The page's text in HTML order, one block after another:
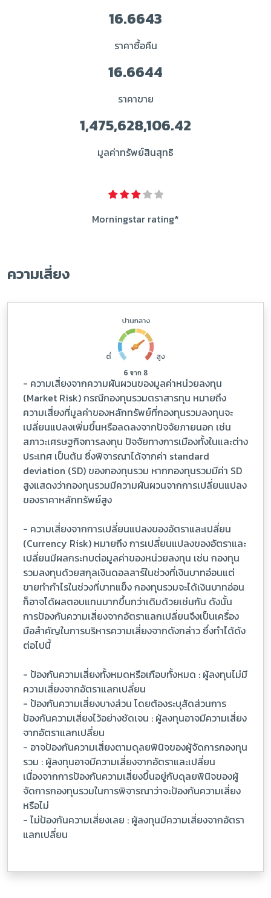
16.6643
ราคาซื้อคืน
16.6644
ราคาขาย
1,475,628,106.42
มูลค่าทรัพย์สินสุทธิ
Morningstar rating*
ความเสี่ยง
- ความเสี่ยงจากความผันผวนของมูลค่าหน่วยลงทุน
(Market Risk) กรณีกองทุนรวมตราสารทุน หมายถึง
ความเสี่ยงที่มูลค่าของหลักทรัพย์ที่กองทุนรวมลงทุนจะ
เปลี่ยนแปลงเพิ่มขึ้นหรือลดลงจากปัจจัยภายนอก เช่น
สภาวะเศรษฐกิจการลงทุน ปัจจัยทางการเมืองทั้งในและต่าง
ประเทศ เป็นต้น ซึ่งพิจารณาได้จากค่า standard
deviation (SD) ของกองทุนรวม หากกองทุนรวมมีค่า SD
สูงแสดงว่ากองทุนรวมมีความผันผวนจากการเปลี่ยนแปลง
ของราคาหลักทรัพย์สูง
- ความเสี่ยงจากการเปลี่ยนแปลงของอัตราและเปลี่ยน
(Currency Risk) หมายถึง การเปลี่ยนแปลงของอัตราและ
เปลี่ยนมีผลกระทบต่อมูลค่าของหน่วยลงทุน เช่น กองทุน
รวมลงทุนด้วยสกุลเงินดอลลาร์ในช่วงที่เงินบาทอ่อนแต่
ขายทำกำไรในช่วงที่บาทแข็ง กองทุนรวมจะได้เงินบาทอ่อน
ก็อาจได้ผลตอบแทนมากขึ้นกว่าเดิมด้วยเช่นกัน ดังนั้น
การป้องกันความเสี่ยงจากอัตราแลกเปลี่ยนจึงเป็นเครื่อง
มือสำคัญในการบริหารความเสี่ยงจากดังกล่าว ซึ่งทำได้ดัง
ต่อไปนี้
- ป้องกันความเสี่ยงทั้งหมดหรือเกือบทั้งหมด : ผู้ลงทุนไม่มี
ความเสี่ยงจากอัตราแลกเปลี่ยน
- ป้องกันความเสี่ยงบางส่วน โดยต้องระบุสัดส่วนการ
ป้องกันความเสี่ยงไว้อย่างชัดเจน : ผู้ลงทุนอาจมีความเสี่ยง
จากอัตราแลกเปลี่ยน
- อาจป้องกันความเสี่ยงตามดุลยพินิจของผู้จัดการกองทุน
รวม : ผู้ลงทุนอาจมีความเสี่ยงจากอัตราและเปลี่ยน
เนื่องจากการป้องกันความเสี่ยงขึ้นอยู่กับดุลยพินิจของผู้
จัดการกองทุนรวมในการพิจารณาว่าจะป้องกันความเสี่ยง
หรือไม่
- ไม่ป้องกันความเสี่ยงเลย : ผู้ลงทุนมีความเสี่ยงจากอัตรา
แลกเปลี่ยน